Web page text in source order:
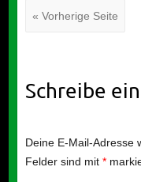
« Vorherige Seite
Schreibe
Deine E-Mail-Adresse
Felder sind mit *